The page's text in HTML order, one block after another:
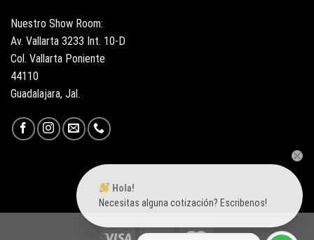
Nuestro Show Room:
Av. Vallarta 3233 Int. 10-D
Col. Vallarta Poniente
44110
Guadalajara, Jal.
Hola!
Necesitas alguna cotización? Escribenos!